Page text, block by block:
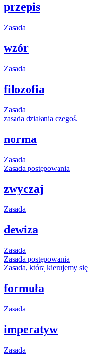
przepis
Zasada
wzór
Zasada
filozofia
Zasada
zasada działania czegoś.
norma
Zasada
Zasada postępowania
zwyczaj
Zasada
dewiza
Zasada
Zasada postępowania
Zasada, którą kierujemy się
formuła
Zasada
imperatyw
Zasada